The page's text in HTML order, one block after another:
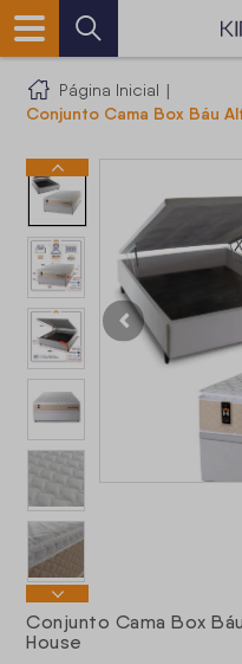
Página Inicial |
Conjunto Cama Box Báu
Conjunto Cama Box
House